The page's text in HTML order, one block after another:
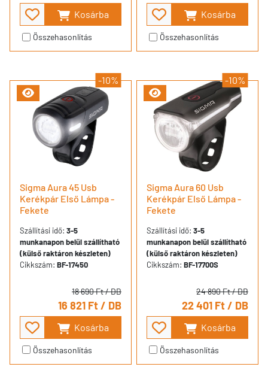
Kosárba
Összehasonlítás
Kosárba
Összehasonlítás
-10%
Sigma Aura 45 Usb
Kerékpár Első Lámpa -
Fekete
Szállítási idő: 3-5
munkanapon belül szállítható
(külső raktáron készleten)
Cikkszám: BF-17450
18 690 Ft/ DB
16 821 Ft/ DB
Kosárba
Összehasonlítás
-10%
Sigma Aura 60 Usb
Kerékpár Első Lámpa -
Fekete
Szállítási idő: 3-5
munkanapon belül szállítható
(külső raktáron készleten)
Cikkszám: BF-17700S
24 890 Ft/ DB
22 401 Ft/ DB
Kosárba
Összehasonlítás